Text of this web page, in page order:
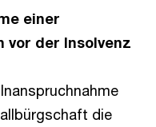
einer
vor der Insolvenz
die